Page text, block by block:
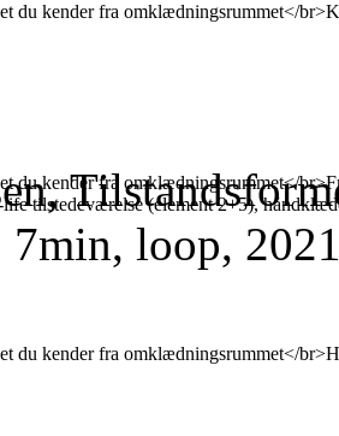
7min, loop,